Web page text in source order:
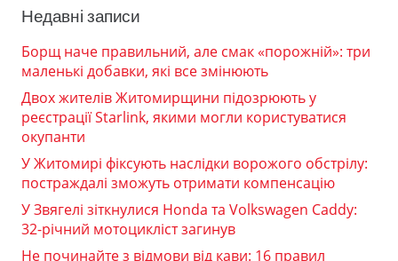
Недавні записи
Борщ наче правильний, але смак «порожній»: три
маленькі добавки, які все змінюють
Двох жителів Житомирщини підозрюють у
реєстрації Starlink, якими могли користуватися
окупанти
У Житомирі фіксують наслідки ворожого обстрілу:
постраждалі зможуть отримати компенсацію
У Звягелі зіткнулися Honda та Volkswagen Caddy:
32-річний мотоцикліст загинув
Не починайте з відмови від кави: 16 правил